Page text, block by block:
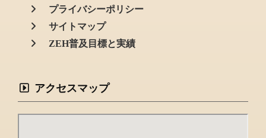
プライバシーポリシー
サイトマップ
ZEH普及目標と実績
アクセスマップ